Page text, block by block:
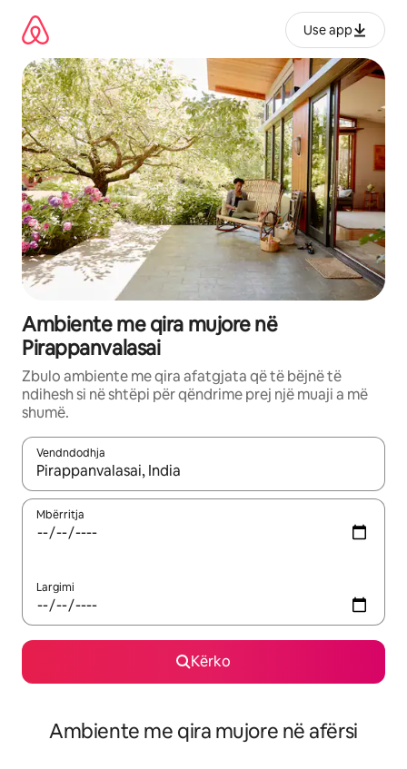
përmbajtja
Use app
Ambiente me qira mujore në
Pirappanvalasai
Zbulo ambiente me qira afatgjata që të bëjnë të
ndihesh si në shtëpi për qëndrime prej një muaji a më
shumë.
Vendndodhja
Kur rezultatet të jenë të disponueshme, lëviz me butonat e
Mbërritja
Largimi
Kërko
Ambiente me qira mujore në afërsi